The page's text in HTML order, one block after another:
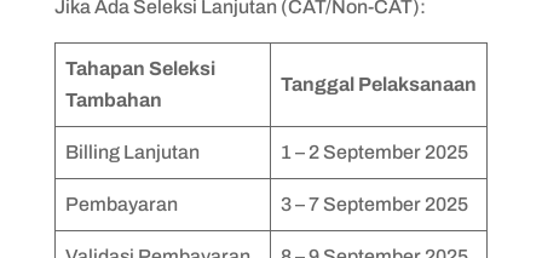
Jika Ada Seleksi Lanjutan (CAT/Non-CAT):
Tahapan Seleksi
Tambahan
Tanggal Pelaksanaan
Billing Lanjutan 1 – 2 September 2025
Pembayaran 3 – 7 September 2025